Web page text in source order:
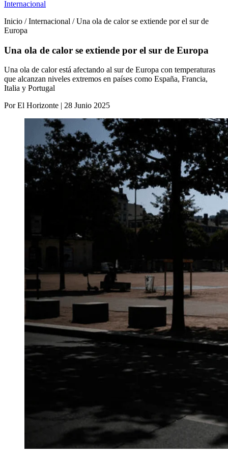
Internacional
Inicio / Internacional / Una ola de calor se extiende por el sur de
Europa
Una ola de calor se extiende por el sur de Europa
Una ola de calor está afectando al sur de Europa con temperaturas
que alcanzan niveles extremos en países como España, Francia,
Italia y Portugal
Por El Horizonte | 28 Junio 2025